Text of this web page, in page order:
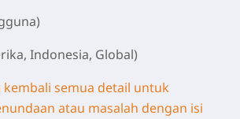
Indonesia, Global)
semua detail untuk
atau masalah dengan isi